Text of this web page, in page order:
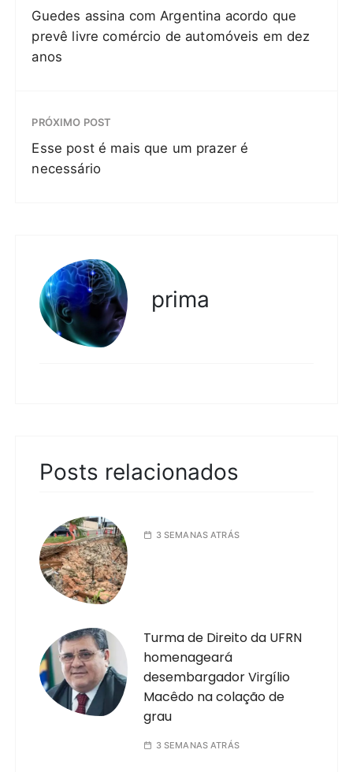
Guedes assina com Argentina acordo que
prevê livre comércio de automóveis em dez
anos
PRÓXIMO POST
Esse post é mais que um prazer é
necessário
prima
Posts relacionados
3 SEMANAS ATRÁS
Turma de Direito da UFRN
homenageará
desembargador Virgílio
Macêdo na colação de
grau
3 SEMANAS ATRÁS